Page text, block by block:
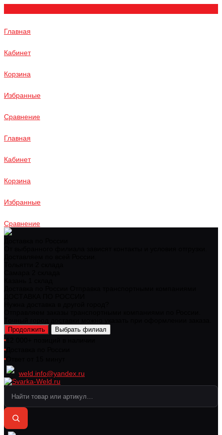
Главная
Кабинет
Корзина
Избранные
Сравнение
Главная
Кабинет
Корзина
Избранные
Сравнение
Продолжить Выбрать филиал
weld.info@yandex.ru